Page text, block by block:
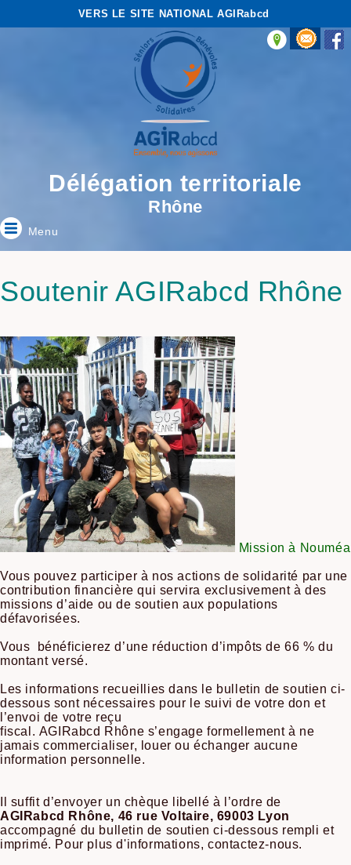
VERS LE SITE NATIONAL AGIRabcd
Délégation territoriale
Rhône
Menu
Soutenir AGIRabcd Rhône
Mission à Nouméa
Vous pouvez participer à nos actions de solidarité par une
contribution financière qui servira exclusivement à des
missions d’aide ou de soutien aux populations
défavorisées.
Vous bénéficierez d’une réduction d’impôts de 66 % du
montant versé.
Les informations recueillies dans le bulletin de soutien ci-
dessous sont nécessaires pour le suivi de votre don et
l’envoi de votre reçu
fiscal. AGIRabcd Rhône s’engage formellement à ne
jamais commercialiser, louer ou échanger aucune
information personnelle.
Il suffit d’envoyer un chèque libellé à l’ordre de
AGIRabcd Rhône, 46 rue Voltaire, 69003 Lyon
accompagné du bulletin de soutien ci-dessous rempli et
imprimé. Pour plus d'informations, contactez-nous.